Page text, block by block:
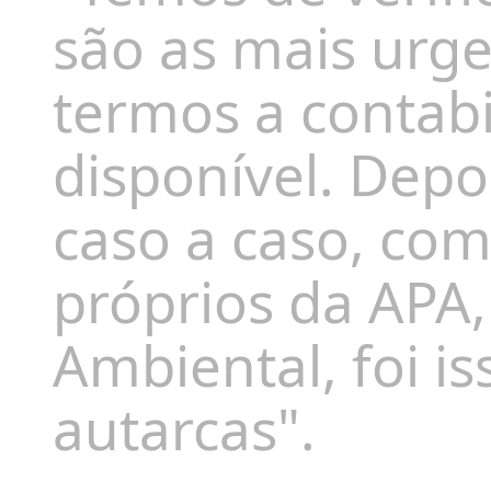
são as mais
termos a
disponível.
caso a caso,
próprios da
Ambiental, foi
autarcas".